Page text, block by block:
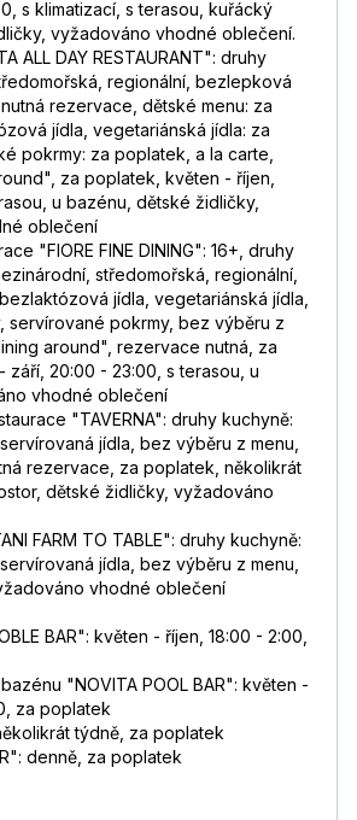
s klimatizací, s terasou, kuřácký
vyžadováno vhodné oblečení.
ALL DAY RESTAURANT": druhy
regionální, bezlepková
rezervace, dětské menu: za
jídla, vegetariánská jídla: za
pokrmy: za poplatek, a la carte,
za poplatek, květen - říjen,
u bazénu, dětské židličky,
oblečení
"FIORE FINE DINING": 16+, druhy
středomořská, regionální,
jídla, vegetariánská jídla,
servírované pokrmy, bez výběru z
around", rezervace nutná, za
20:00 - 23:00, s terasou, u
vhodné oblečení
"TAVERNA": druhy kuchyně:
jídla, bez výběru z menu,
rezervace, za poplatek, několikrát
dětské židličky, vyžadováno
FARM TO TABLE": druhy kuchyně:
jídla, bez výběru z menu,
vhodné oblečení
BAR": květen - říjen, 18:00 - 2:00,
"NOVITA POOL BAR": květen -
za poplatek
týdně, za poplatek
denně, za poplatek